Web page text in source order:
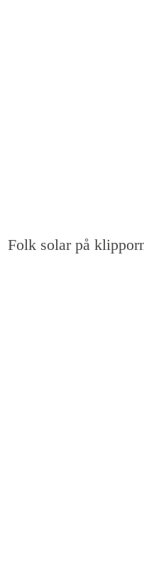
Folk solar på